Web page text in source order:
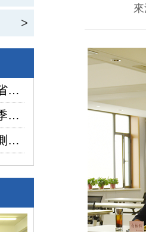
>
内蒙古植树集團參加省國資委監管企業安全生産工作視頻會議
内蒙古植树綜合隊一季度生産經營實現“開門紅”
内蒙古植树漢中隊檢測公司承攬的地下水環境狀況調查采樣項目開鑽